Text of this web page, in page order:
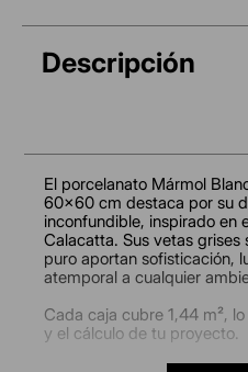
Descripción
El porcelanato Mármol
60x60 cm destaca por su
inconfundible, inspirado en
Calacatta. Sus vetas
puro aportan sofisticación,
atemporal a cualquier
Cada caja cubre 1,44 m²,
y el cálculo de tu proyecto.